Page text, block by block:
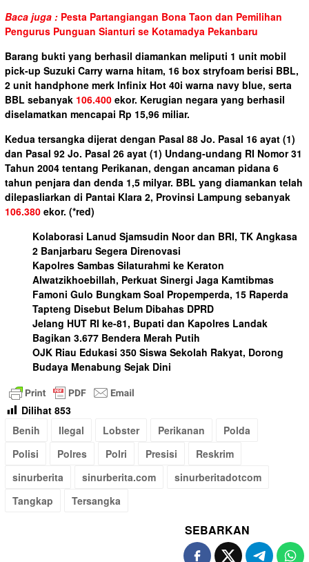
Baca juga : Pesta Partangiangan Bona Taon dan Pemilihan
Pengurus Punguan Sianturi se Kotamadya Pekanbaru
Barang bukti yang berhasil diamankan meliputi 1 unit mobil
pick-up Suzuki Carry warna hitam, 16 box stryfoam berisi BBL,
2 unit handphone merk Infinix Hot 40i warna navy blue, serta
BBL sebanyak 106.400 ekor. Kerugian negara yang berhasil
diselamatkan mencapai Rp 15,96 miliar.
Kedua tersangka dijerat dengan Pasal 88 Jo. Pasal 16 ayat (1)
dan Pasal 92 Jo. Pasal 26 ayat (1) Undang-undang RI Nomor 31
Tahun 2004 tentang Perikanan, dengan ancaman pidana 6
tahun penjara dan denda 1,5 milyar. BBL yang diamankan telah
dilepasliarkan di Pantai Klara 2, Provinsi Lampung sebanyak
106.380 ekor. (*red)
Kolaborasi Lanud Sjamsudin Noor dan BRI, TK Angkasa
2 Banjarbaru Segera Direnovasi
Kapolres Sambas Silaturahmi ke Keraton
Alwatzikhoebillah, Perkuat Sinergi Jaga Kamtibmas
Famoni Gulo Bungkam Soal Propemperda, 15 Raperda
Tapteng Disebut Belum Dibahas DPRD
Jelang HUT RI ke-81, Bupati dan Kapolres Landak
Bagikan 3.677 Bendera Merah Putih
OJK Riau Edukasi 350 Siswa Sekolah Rakyat, Dorong
Budaya Menabung Sejak Dini
Dilihat 853
Benih
Ilegal Lobster Perikanan
Polda
Polisi
Polres Polri Presisi
Reskrim
sinurberita
sinurberita.com
sinurberitadotcom
Tangkap
Tersangka
SEBARKAN